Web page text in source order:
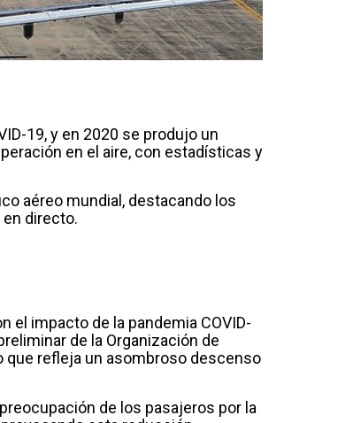
19, y en 2020 se produjo un
en el aire, con estadísticas y
aéreo mundial, destacando los
directo.
el impacto de la pandemia COVID-
de la Organización de
que refleja un asombroso descenso
de los pasajeros por la